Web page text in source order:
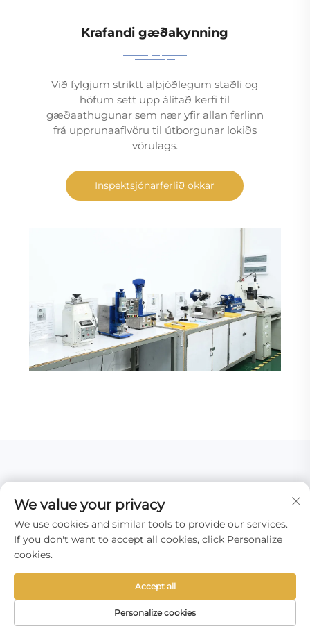
Krafandi gæðakynning
Við fylgjum striktt alþjóðlegum staðli og
höfum sett upp álítað kerfi til
gæðaathugunar sem nær yfir allan ferlinn
frá upprunaaflvöru til útborgunar lokiðs
vörulags.
Inspektsjónarferlið okkar
Oftakrar spurningar
Geturðu borið saman dæmi um lokið
vagnverkefni til viðmiðunar?
We value your privacy
We use cookies and similar tools to provide our services.
If you don't want to accept all cookies, click Personalize
cookies.
Personalize cookies
Accept all